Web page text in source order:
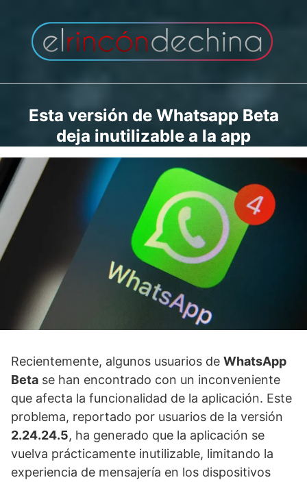
contenido
Esta versión de Whatsapp Beta
deja inutilizable a la app
Recientemente, algunos usuarios de WhatsApp
Beta se han encontrado con un inconveniente
que afecta la funcionalidad de la aplicación. Este
problema, reportado por usuarios de la versión
2.24.24.5, ha generado que la aplicación se
vuelva prácticamente inutilizable, limitando la
experiencia de mensajería en los dispositivos